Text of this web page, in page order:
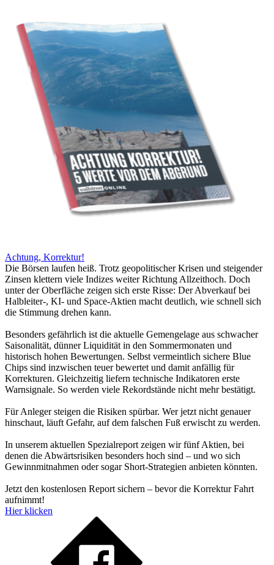
Achtung, Korrektur!
Die Börsen laufen heiß. Trotz geopolitischer Krisen und steigender
Zinsen klettern viele Indizes weiter Richtung Allzeithoch. Doch
unter der Oberfläche zeigen sich erste Risse: Der Abverkauf bei
Halbleiter-, KI- und Space-Aktien macht deutlich, wie schnell sich
die Stimmung drehen kann.
Besonders gefährlich ist die aktuelle Gemengelage aus schwacher
Saisonalität, dünner Liquidität in den Sommermonaten und
historisch hohen Bewertungen. Selbst vermeintlich sichere Blue
Chips sind inzwischen teuer bewertet und damit anfällig für
Korrekturen. Gleichzeitig liefern technische Indikatoren erste
Warnsignale. So werden viele Rekordstände nicht mehr bestätigt.
Für Anleger steigen die Risiken spürbar. Wer jetzt nicht genauer
hinschaut, läuft Gefahr, auf dem falschen Fuß erwischt zu werden.
In unserem aktuellen Spezialreport zeigen wir fünf Aktien, bei
denen die Abwärtsrisiken besonders hoch sind – und wo sich
Gewinnmitnahmen oder sogar Short-Strategien anbieten könnten.
Jetzt den kostenlosen Report sichern – bevor die Korrektur Fahrt
aufnimmt!
Hier klicken